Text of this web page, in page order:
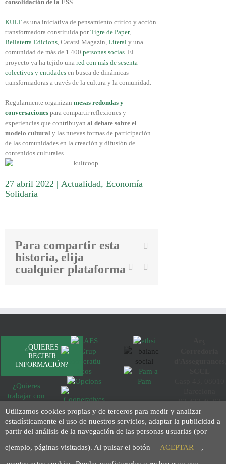
consolidación de la ESS
KULT es una iniciativa de pensamiento crítico y acción
transformadora constituida porTigre de Paper,
Bellaterra Edicions , Catarsi Magazín, Literal y una
comunidad de más de 1.400 personas socias . El
proyecto ya ha tejido una red con más de sesenta
colectivos y entidades en busca de dinámicas
transformadoras a través de la cultura y la comunidad.
Regularmente organizan mesas redondas y
conversaciones para compartir reflexiones y
experiencias que contribuyan al debate sobre el
modelo cultural y las nuevas formas de participación
de las comunidades en la creación y difusión de
contenidos culturales.
27 abril 2022 | Actualidad, Economía
Solidaria
Para compartir esta
historia, elija
cualquier plataforma
Linkedin
¿QUIERES
RECIBIR
INFORMACIÓN?
¿Quieres
trabajar con
Aviso legal
Política de
privacidad
Política de
93 423 46 02
info@arc.coop
Utilizamos cookies propias y de terceros para medir y analizar
estadísticamente el uso de nuestros servicios, adaptar la publicidad a
partir del análisis de la navegación de las personas usuarias (por
ejemplo, páginas visitadas). Al pulsar el botón
ACEPTAR ,